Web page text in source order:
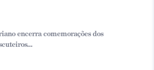
encerra comemorações dos